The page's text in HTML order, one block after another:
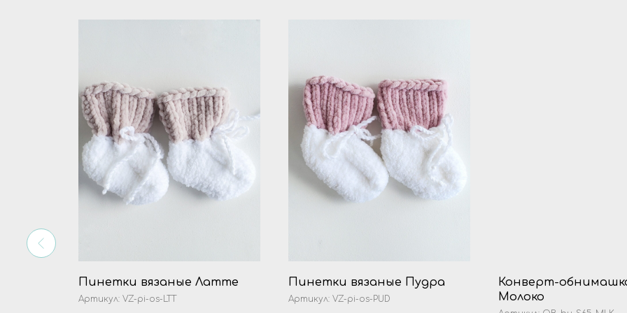
Пинетки вязаные Латте
Артикул: VZ-pi-os-LTT
Пинетки вязаные Пудра
Артикул: VZ-pi-os-PUD
Конверт-
Молоко